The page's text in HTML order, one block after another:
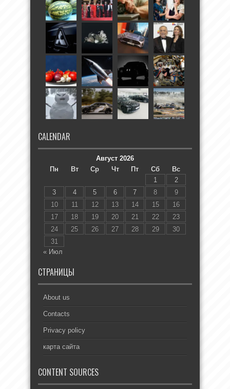
CALENDAR
Август 2026
Пн
Вт Ср Чт Пт Сб
Вс
1
2
3
4 5 6 7 8
9
10
11 12 13 14 15
16
17
18 19 20 21 22
23
24
25 26 27 28 29
30
31
« Июл
СТРАНИЦЫ
About us
Contacts
Privacy policy
карта сайта
CONTENT SOURCES